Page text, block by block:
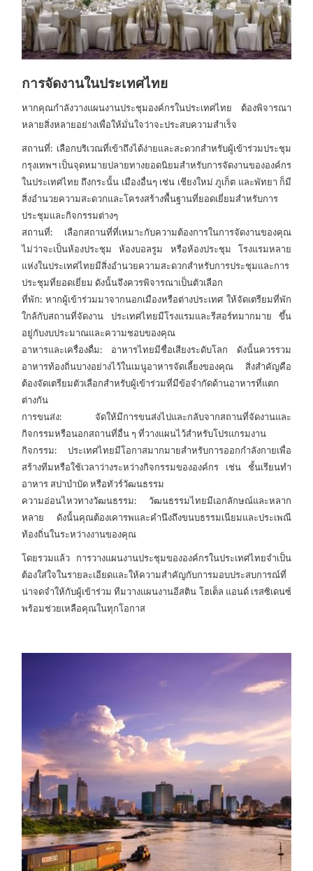
การจัดงานในประเทศไทย
หากคุณกำลังวางแผนงานประชุมองค์กรในประเทศไทย ต้องพิจารณา
หลายสิ่งหลายอย่างเพื่อให้มั่นใจว่าจะประสบความสำเร็จ
สถานที่: เลือกบริเวณที่เข้าถึงได้ง่ายและสะดวกสำหรับผู้เข้าร่วมประชุม
กรุงเทพฯ เป็นจุดหมายปลายทางยอดนิยมสำหรับการจัดงานขององค์กร
ในประเทศไทย ถึงกระนั้น เมืองอื่นๆ เช่น เชียงใหม่ ภูเก็ต และพัทยา ก็มี
สิ่งอำนวยความสะดวกและโครงสร้างพื้นฐานที่ยอดเยี่ยมสำหรับการ
ประชุมและกิจกรรมต่างๆ
สถานที่: เลือกสถานที่ที่เหมาะกับความต้องการในการจัดงานของคุณ
ไม่ว่าจะเป็นห้องประชุม ห้องบอลรูม หรือห้องประชุม โรงแรมหลาย
แห่งในประเทศไทยมีสิ่งอำนวยความสะดวกสำหรับการประชุมและการ
ประชุมที่ยอดเยี่ยม ดังนั้นจึงควรพิจารณาเป็นตัวเลือก
ที่พัก: หากผู้เข้าร่วมมาจากนอกเมืองหรือต่างประเทศ ให้จัดเตรียมที่พัก
ใกล้กับสถานที่จัดงาน ประเทศไทยมีโรงแรมและรีสอร์ทมากมาย ขึ้น
อยู่กับงบประมาณและความชอบของคุณ
อาหารและเครื่องดื่ม: อาหารไทยมีชื่อเสียงระดับโลก ดังนั้นควรรวม
อาหารท้องถิ่นบางอย่างไว้ในเมนูอาหารจัดเลี้ยงของคุณ สิ่งสำคัญคือ
ต้องจัดเตรียมตัวเลือกสำหรับผู้เข้าร่วมที่มีข้อจำกัดด้านอาหารที่แตก
ต่างกัน
การขนส่ง: จัดให้มีการขนส่งไปและกลับจากสถานที่จัดงานและ
กิจกรรมหรือนอกสถานที่อื่น ๆ ที่วางแผนไว้สำหรับโปรแกรมงาน
กิจกรรม: ประเทศไทยมีโอกาสมากมายสำหรับการออกกำลังกายเพื่อ
สร้างทีมหรือใช้เวลาว่างระหว่างกิจกรรมขององค์กร เช่น ชั้นเรียนทำ
อาหาร สปาบำบัด หรือทัวร์วัฒนธรรม
ความอ่อนไหวทางวัฒนธรรม: วัฒนธรรมไทยมีเอกลักษณ์และหลาก
หลาย ดังนั้นคุณต้องเคารพและคำนึงถึงขนบธรรมเนียมและประเพณี
ท้องถิ่นในระหว่างงานของคุณ
โดยรวมแล้ว การวางแผนงานประชุมขององค์กรในประเทศไทยจำเป็น
ต้องใส่ใจในรายละเอียดและให้ความสำคัญกับการมอบประสบการณ์ที่
น่าจดจำให้กับผู้เข้าร่วม ทีมวางแผนงานอีสติน โฮเต็ล แอนด์ เรสซิเดนซ์
พร้อมช่วยเหลือคุณในทุกโอกาส